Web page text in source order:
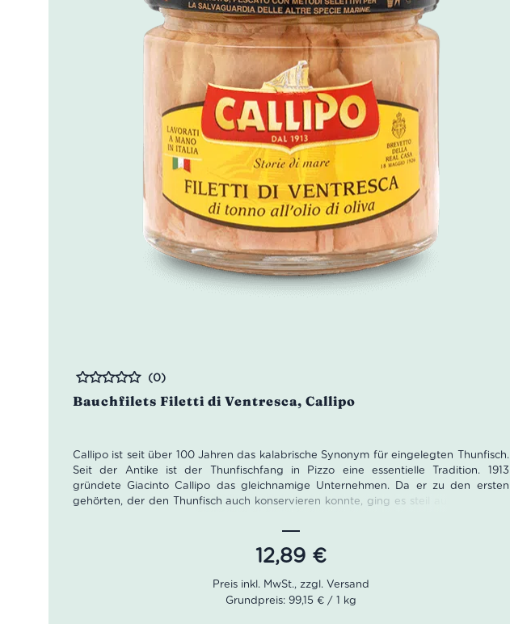
Bauchfilets Filetti di Ventresca, Callipo
Bewertet
(0)
Callipo ist seit über 100 Jahren das kalabrische Synonym für eingelegten Thunfisch.
Seit der Antike ist der Thunfischfang in Pizzo eine essentielle Tradition. 1913
gründete Giacinto Callipo das gleichnamige Unternehmen. Da er zu den ersten
gehörten, der den Thunfisch auch konservieren konnte, ging es steil aufwärts. 1926
Die Thunfisch Leckereien von Callipo wie diese Bauchfilets Filetti di Ventresca
gehören traditionell in jeden Alimentari und jede italienische Küche. Mit Dampf
werden die Stücke schonend gekocht, um die Nährstoffe so gut es geht zu
erhalten. Die besten Teilstücke wie die Ventresca werden händisch portioniert und
verpackt. So hat es bei Callipo seit fünf Generationen Tradition.
12,89 €
Grundpreis: 99,15 € / 1 kg